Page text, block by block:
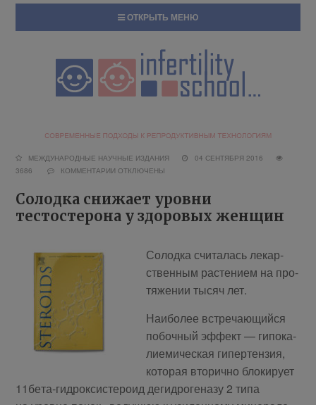
ОТКРЫТЬ МЕНЮ
МЕЖДУНАРОДНЫЕ НАУЧНЫЕ ИЗДАНИЯ
04 СЕНТЯБРЯ 2016
3686
КОММЕНТАРИИ ОТКЛЮЧЕНЫ
Солодка снижает уровни
тестостерона у здоровых женщин
Со­лод­ка счи­та­лась ле­кар­
ствен­ным рас­те­ни­ем на про­
тя­же­нии ты­сяч лет.
Наи­бо­лее встре­ча­ю­щий­ся
по­боч­ный эф­фект — ги­по­ка­
ли­е­ми­че­ская ги­пер­тен­зия,
ко­то­рая вто­рич­но бло­ки­ру­ет
11бе­та-гид­рок­си­сте­ро­ид де­гид­ро­ге­на­зу 2 ти­па